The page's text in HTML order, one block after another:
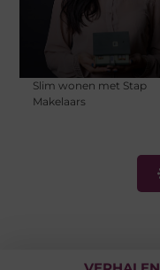
Slim wonen met Stap
Makelaars